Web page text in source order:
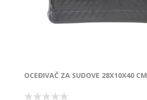
OCEĐIVAČ ZA SUDOVE 28X10X40 CM